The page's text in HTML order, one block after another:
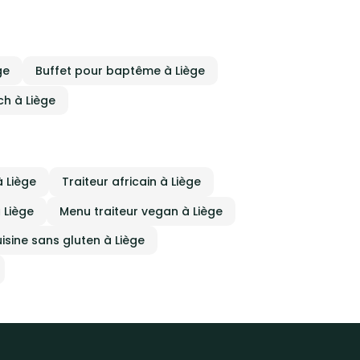
Buffet pour baptême à Liège
à Liège
Liège
Traiteur africain à Liège
Menu traiteur vegan à Liège
sans gluten à Liège